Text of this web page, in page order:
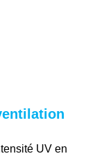
UV en